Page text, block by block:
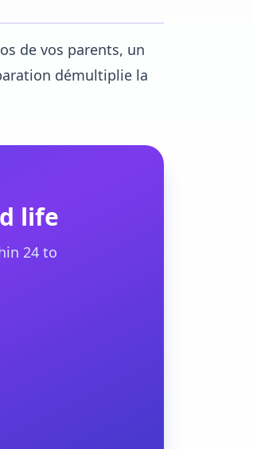
de vos parents, un
démultiplie la
life
24 to